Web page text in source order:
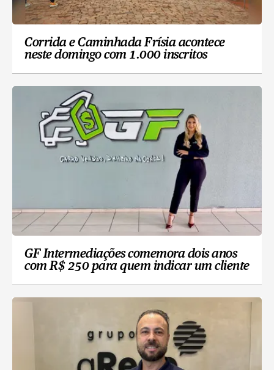
Corrida e Caminhada Frísia acontece
neste domingo com 1.000 inscritos
GF Intermediações comemora dois anos
com R$ 250 para quem indicar um cliente